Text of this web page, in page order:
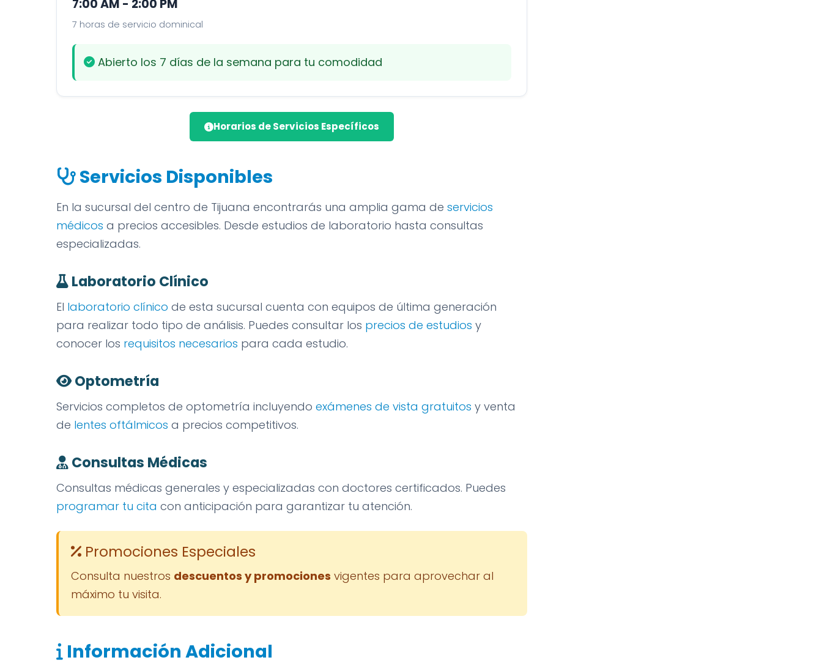
7:00 AM - 2:00 PM
7 horas de servicio dominical
Abierto los 7 días de la semana para tu comodidad
Horarios de Servicios Específicos
Servicios Disponibles
En la sucursal del centro de Tijuana encontrarás una amplia gama de servicios
médicos a precios accesibles. Desde estudios de laboratorio hasta consultas
especializadas.
Laboratorio Clínico
El laboratorio clínico de esta sucursal cuenta con equipos de última generación
para realizar todo tipo de análisis. Puedes consultar los precios de estudios y
conocer los requisitos necesarios para cada estudio.
Optometría
Servicios completos de optometría incluyendo exámenes de vista gratuitos y venta
de lentes oftálmicos a precios competitivos.
Consultas Médicas
Consultas médicas generales y especializadas con doctores certificados. Puedes
programar tu cita con anticipación para garantizar tu atención.
Promociones Especiales
Consulta nuestros descuentos y promociones vigentes para aprovechar al
máximo tu visita.
Información Adicional